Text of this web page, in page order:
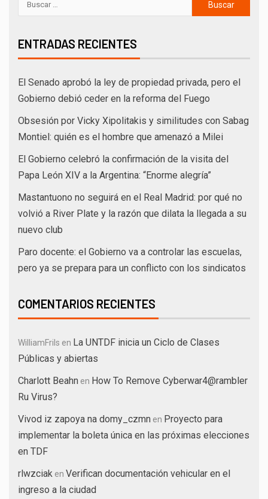
ENTRADAS RECIENTES
El Senado aprobó la ley de propiedad privada, pero el
Gobierno debió ceder en la reforma del Fuego
Obsesión por Vicky Xipolitakis y similitudes con Sabag
Montiel: quién es el hombre que amenazó a Milei
El Gobierno celebró la confirmación de la visita del
Papa León XIV a la Argentina: “Enorme alegría”
Mastantuono no seguirá en el Real Madrid: por qué no
volvió a River Plate y la razón que dilata la llegada a su
nuevo club
Paro docente: el Gobierno va a controlar las escuelas,
pero ya se prepara para un conflicto con los sindicatos
COMENTARIOS RECIENTES
WilliamFrils en La UNTDF inicia un Ciclo de Clases
Públicas y abiertas
Charlott Beahn en How To Remove Cyberwar4@rambler
Ru Virus?
Vivod iz zapoya na domy_czmn en Proyecto para
implementar la boleta única en las próximas elecciones
en TDF
rlwzciak en Verifican documentación vehicular en el
ingreso a la ciudad